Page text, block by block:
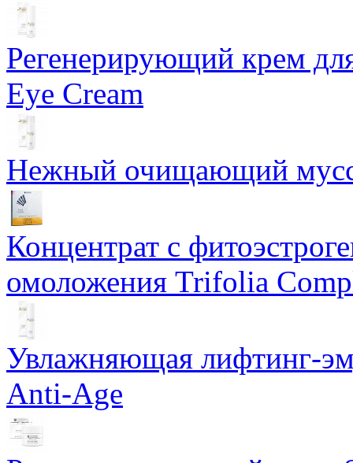
Регенерирующий крем
Eye Cream
Нежный очищающий мусс
Концентрат с
омоложения Trifolia
Увлажняющая лифтинг-
Anti-Age